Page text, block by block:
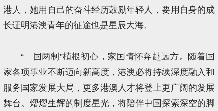
港人，她用自己的奋斗经历鼓励年轻人，要用自身的成
长证明港澳青年的征途也是星辰大海。
“一国两制”植根初心，家国情怀奔赴远方。随着国
家各项事业不断迈向新高度，港澳必将持续深度融入和
服务国家发展大局，更多港澳人才将登上更广阔的发展
舞台。熠熠生辉的制度星光，将陪伴中国探索深空的脚